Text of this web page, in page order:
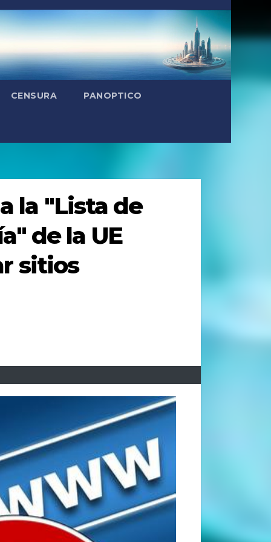
CENSURA PANOPTICO
la "Lista de
de la UE
sitios